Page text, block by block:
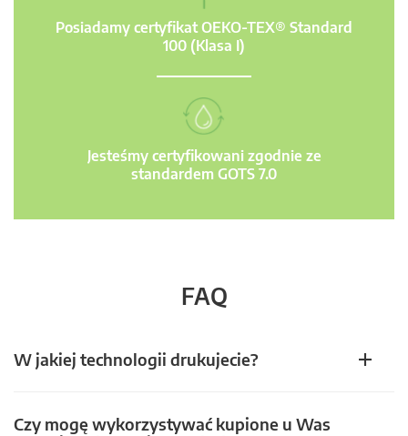
Posiadamy certyfikat OEKO-TEX® Standard
100 (Klasa I)
Jesteśmy certyfikowani zgodnie ze
standardem GOTS 7.0
FAQ
W jakiej technologii drukujecie?
Czy mogę wykorzystywać kupione u Was